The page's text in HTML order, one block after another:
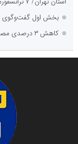
بخش اول گفت‌وگوی
کاهش ۳ درصدی مصرف برق استان تهران نسبت به سال گذشته